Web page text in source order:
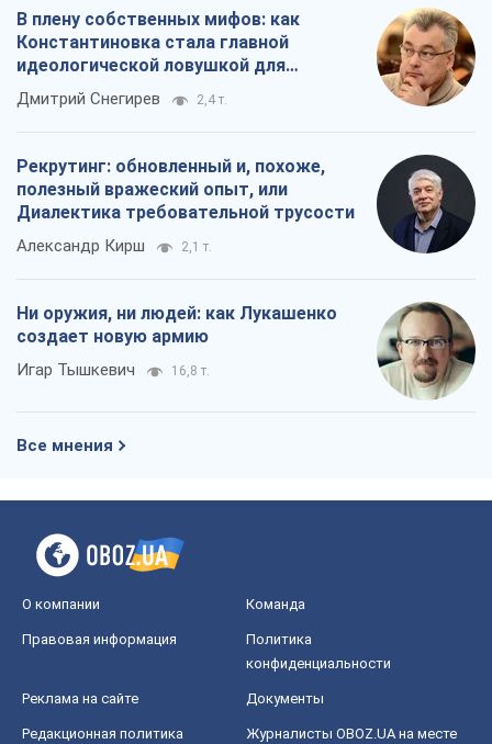
В плену собственных мифов: как
Константиновка стала главной
идеологической ловушкой для
российских оккупантов
Дмитрий Снегирев 2,4 т.
Рекрутинг: обновленный и, похоже,
полезный вражеский опыт, или
Диалектика требовательной трусости
Александр Кирш 2,1 т.
Ни оружия, ни людей: как Лукашенко
создает новую армию
Игар Тышкевич 16,8 т.
Все мнения
О компании Команда
Правовая информация
Политика
конфиденциальности
Реклама на сайте Документы
Редакционная политика
Журналисты OBOZ.UA на месте